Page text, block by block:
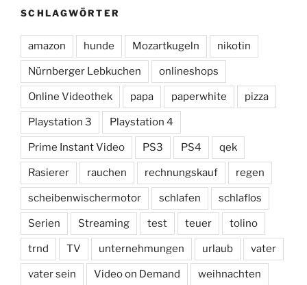
SCHLAGWÖRTER
amazon hunde Mozartkugeln nikotin
Nürnberger Lebkuchen onlineshops
Online Videothek papa paperwhite pizza
Playstation 3 Playstation 4
Prime Instant Video PS3 PS4 qek
Rasierer rauchen rechnungskauf regen
scheibenwischermotor schlafen schlaflos
Serien Streaming test teuer tolino
trnd TV unternehmungen urlaub vater
vater sein Video on Demand weihnachten